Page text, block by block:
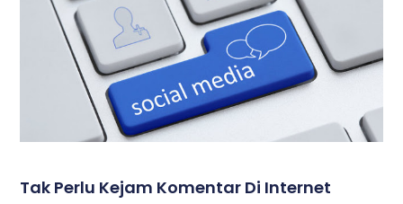
Tak Perlu Kejam Komentar Di Internet